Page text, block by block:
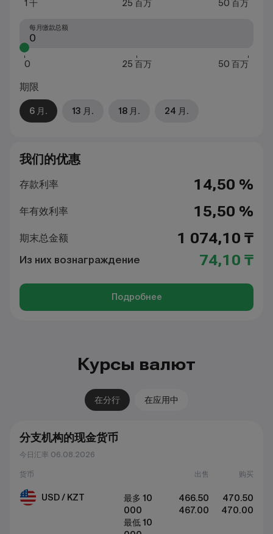
1 千 25 百万 50 百万
每月缴款总额
0 25 百万 50 百万
期限
6 月. 13 月. 18 月. 24 月.
我们的优惠
存款利率 14,50 %
年有效利率 15,50 %
期末总金额 1 074,10 ₸
Из них вознаграждение 74,10 ₸
Подробнее
Курсы валют
在分行 在应用中
分支机构的现金货币
今日汇率 06.08.2026
货币 出售 购买
USD / KZT
最多 10
000
最低 10
466.50
467.00
470.50
470.00